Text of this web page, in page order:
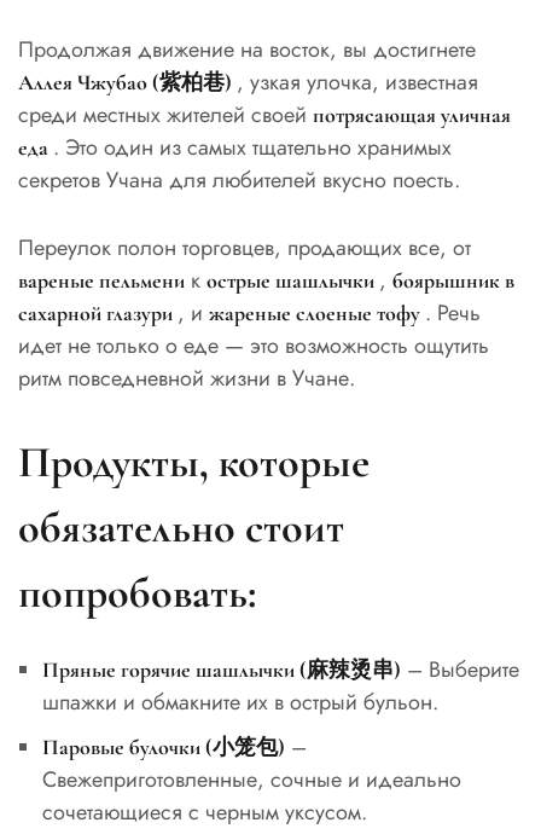
Продолжая движение на восток, вы достигнете
Аллея Чжубао (紫柏巷) , узкая улочка, известная
среди местных жителей своей потрясающая уличная
еда . Это один из самых тщательно хранимых
секретов Учана для любителей вкусно поесть.
Переулок полон торговцев, продающих все, от
вареные пельмени к острые шашлычки , боярышник в
сахарной глазури , и жареные слоеные тофу . Речь
идет не только о еде — это возможность ощутить
ритм повседневной жизни в Учане.
Продукты, которые
обязательно стоит
попробовать:
Пряные горячие шашлычки (麻辣烫串) – Выберите
шпажки и обмакните их в острый бульон.
Паровые булочки (小笼包) –
Свежеприготовленные, сочные и идеально
сочетающиеся с черным уксусом.